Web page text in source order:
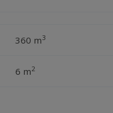
360 m3
6 m2